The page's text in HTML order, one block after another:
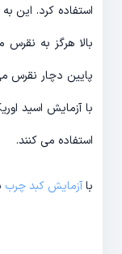
استفاده کرد. این
بالا هرگز به نقرس
پایین دچار نقرس
با آزمایش اسید
استفاده می کنند.
باآزمایش کبد چرب